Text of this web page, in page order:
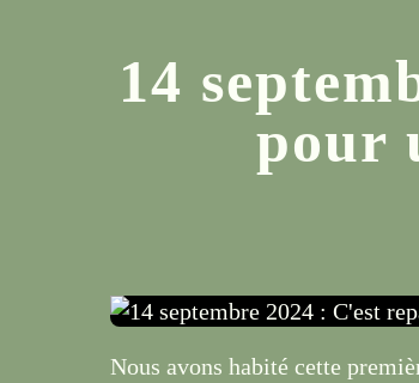
14
pour
Nous avons habité cette